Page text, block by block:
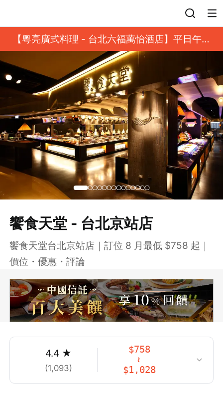
【粵亮廣式料理 - 台北六福萬怡酒店】平日午餐
8 折起｜靓港點套餐
饗食天堂 - 台北京站店
饗食天堂台北京站店｜訂位 8 月最低 $758 起｜
價位・優惠・評論
4.4★
(1,093)
$758
~
$1,028